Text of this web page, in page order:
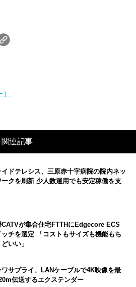
関連記事
イドテレシス、三原赤十字病院の院内ネッ
ークを刷新 少人数運用でも安定稼働を支
CATVが集合住宅FTTHにEdgecore ECS
ッチを選定 「コストもサイズも機能もち
どいい」
ワサプライ、LANケーブルで4K映像を最
伝送するエクステンダー